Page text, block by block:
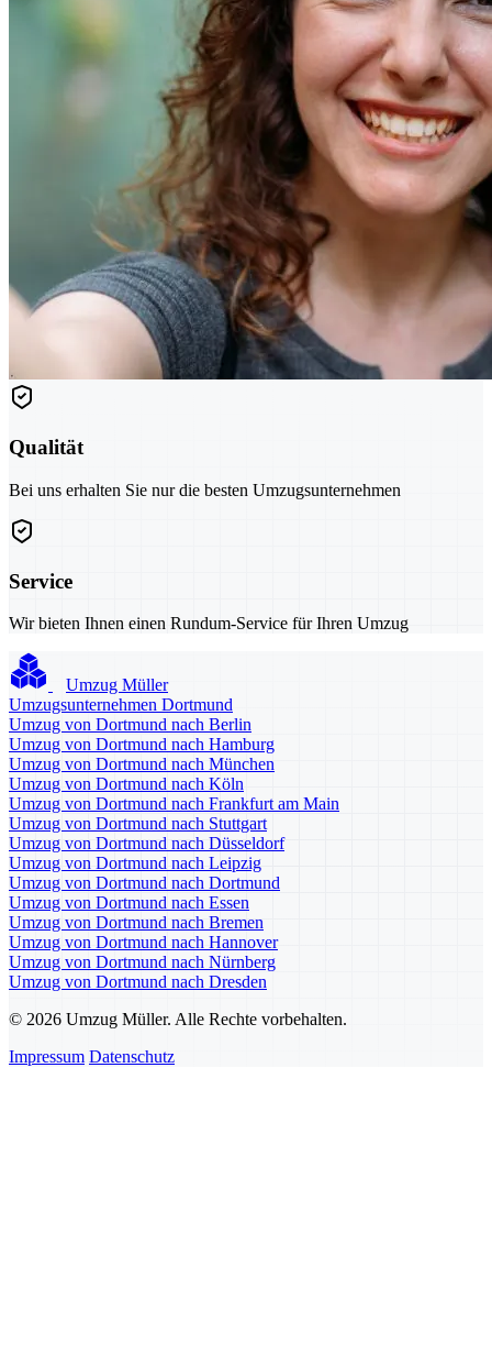
Qualität
Bei uns erhalten Sie nur die besten Umzugsunternehmen
Service
Wir bieten Ihnen einen Rundum-Service für Ihren Umzug
Umzug Müller
Umzugsunternehmen Dortmund
Umzug von Dortmund nach Berlin
Umzug von Dortmund nach Hamburg
Umzug von Dortmund nach München
Umzug von Dortmund nach Köln
Umzug von Dortmund nach Frankfurt am Main
Umzug von Dortmund nach Stuttgart
Umzug von Dortmund nach Düsseldorf
Umzug von Dortmund nach Leipzig
Umzug von Dortmund nach Dortmund
Umzug von Dortmund nach Essen
Umzug von Dortmund nach Bremen
Umzug von Dortmund nach Hannover
Umzug von Dortmund nach Nürnberg
Umzug von Dortmund nach Dresden
© 2026 Umzug Müller. Alle Rechte vorbehalten.
Impressum Datenschutz